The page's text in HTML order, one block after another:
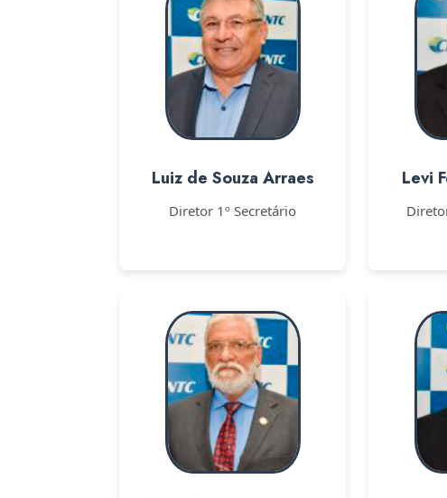
Luiz de Souza Arraes
Diretor 1º Secretário
Levi